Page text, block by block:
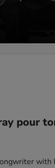
pour
with